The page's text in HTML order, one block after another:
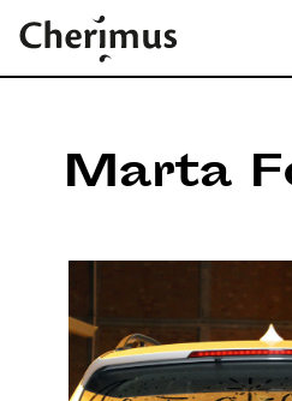
Marta